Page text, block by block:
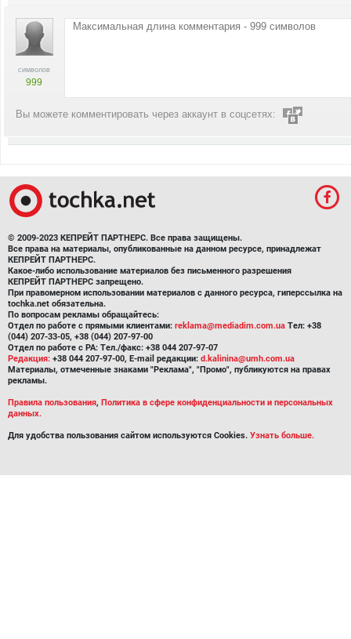
символов
999
Вы можете комментировать через аккаунт в соцсетях:
© 2009-2023 КЕПРЕЙТ ПАРТНЕРС. Все права защищены.
Все права на материалы, опубликованные на данном ресурсе, принадлежат
КЕПРЕЙТ ПАРТНЕРС.
Какое-либо использование материалов без письменного разрешения
КЕПРЕЙТ ПАРТНЕРС запрещено.
При правомерном использовании материалов с данного ресурса, гиперссылка на
tochka.net обязательна.
По вопросам рекламы обращайтесь:
Отдел по работе с прямыми клиентами: reklama@mediadim.com.ua Тел: +38
(044) 207-33-05, +38 (044) 207-97-00
Отдел по работе с РА: Тел./факс: +38 044 207-97-07
Редакция: +38 044 207-97-00, E-mail редакции: d.kalinina@umh.com.ua
Материалы, отмеченные знаками "Реклама", "Промо", публикуются на правах
рекламы.
Правила пользования, Политика в сфере конфиденциальности и персональных
данных.
Для удобства пользования сайтом используются Cookies. Узнать больше.